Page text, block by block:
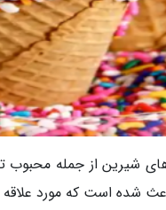
شیرین از جمله
شده است که مورد علاقه